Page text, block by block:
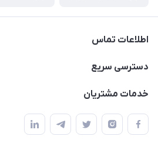
اطلاعات تماس
09375482200
دسترسی سریع
حساب کاربری
ثبت فیش
خدمات مشتریان
راهنمای خرید
حریم خصوصی